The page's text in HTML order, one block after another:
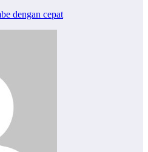
dengan cepat